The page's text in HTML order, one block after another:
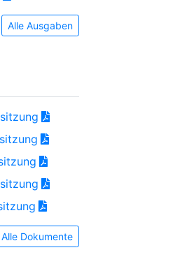
Alle Ausgaben
Alle Dokumente